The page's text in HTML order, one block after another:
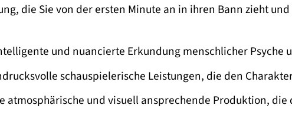
die Sie von der ersten Minute an in ihren Bann zieht
und nuancierte Erkundung menschlicher Psyche
schauspielerische Leistungen, die den
atmosphärische und visuell ansprechende Produktion,